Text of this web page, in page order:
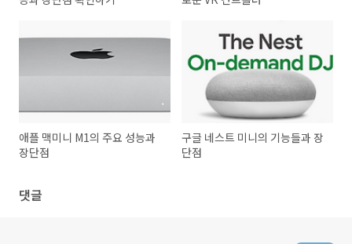
애플 맥미니 M1의 주요 성능과
장단점
구글 네스트 미니의 기능들과 장
단점
댓글